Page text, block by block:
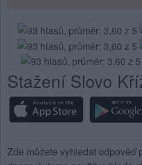
Stažení Slovo
Zde můžete vyhledat odpověď